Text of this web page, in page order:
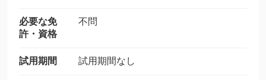
必要な免
許・資格
不問
試用期間 試用期間なし